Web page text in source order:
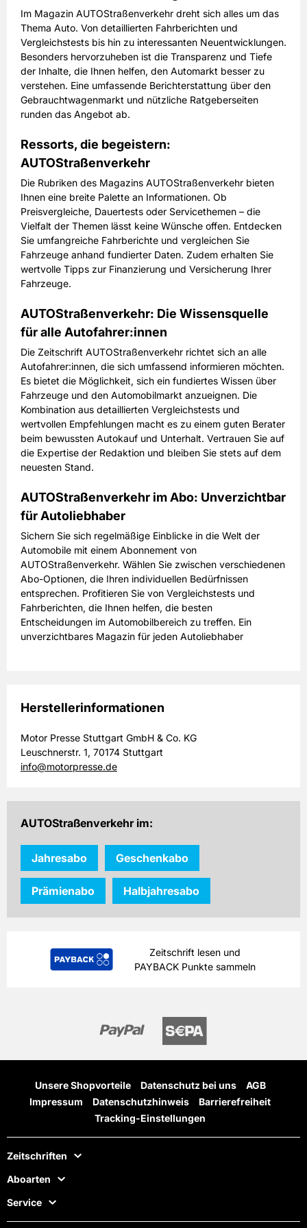
Im Magazin AUTOStraßenverkehr dreht sich alles um das
Thema Auto. Von detaillierten Fahrberichten und
Vergleichstests bis hin zu interessanten Neuentwicklungen.
Besonders hervorzuheben ist die Transparenz und Tiefe
der Inhalte, die Ihnen helfen, den Automarkt besser zu
verstehen. Eine umfassende Berichterstattung über den
Gebrauchtwagenmarkt und nützliche Ratgeberseiten
runden das Angebot ab.
Ressorts, die begeistern:
AUTOStraßenverkehr
Die Rubriken des Magazins AUTOStraßenverkehr bieten
Ihnen eine breite Palette an Informationen. Ob
Preisvergleiche, Dauertests oder Servicethemen – die
Vielfalt der Themen lässt keine Wünsche offen. Entdecken
Sie umfangreiche Fahrberichte und vergleichen Sie
Fahrzeuge anhand fundierter Daten. Zudem erhalten Sie
wertvolle Tipps zur Finanzierung und Versicherung Ihrer
Fahrzeuge.
AUTOStraßenverkehr: Die Wissensquelle
für alle Autofahrer:innen
Die Zeitschrift AUTOStraßenverkehr richtet sich an alle
Autofahrer:innen, die sich umfassend informieren möchten.
Es bietet die Möglichkeit, sich ein fundiertes Wissen über
Fahrzeuge und den Automobilmarkt anzueignen. Die
Kombination aus detaillierten Vergleichstests und
wertvollen Empfehlungen macht es zu einem guten Berater
beim bewussten Autokauf und Unterhalt. Vertrauen Sie auf
die Expertise der Redaktion und bleiben Sie stets auf dem
neuesten Stand.
AUTOStraßenverkehr im Abo: Unverzichtbar
für Autoliebhaber
Sichern Sie sich regelmäßige Einblicke in die Welt der
Automobile mit einem Abonnement von
AUTOStraßenverkehr. Wählen Sie zwischen verschiedenen
Abo-Optionen, die Ihren individuellen Bedürfnissen
entsprechen. Profitieren Sie von Vergleichstests und
Fahrberichten, die Ihnen helfen, die besten
Entscheidungen im Automobilbereich zu treffen. Ein
unverzichtbares Magazin für jeden Autoliebhaber
Herstellerinformationen
Motor Presse Stuttgart GmbH & Co. KG
Leuschnerstr. 1, 70174 Stuttgart
info@motorpresse.de
AUTOStraßenverkehr im:
Jahresabo Geschenkabo
Prämienabo Halbjahresabo
Zeitschrift lesen und
PAYBACK Punkte sammeln
Unsere Shopvorteile Datenschutz bei uns
AGB
Impressum
Datenschutzhinweis
Barrierefreiheit
Tracking-Einstellungen
Zeitschriften
Aboarten
Service